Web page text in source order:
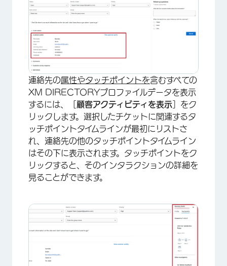
×
連絡先の属性やタッチポイントを含むすべての
XM DIRECTORYプロファイルデータを表示
するには、［ 顧客アクティビティを表示 ］をク
リックします。選択したチケットに関連するタ
ッチポイントタイムラインが最初にリストさ
れ、連絡先の他のタッチポイントタイムライン
はその下に表示されます。タッチポイントをク
リックすると、そのインタラクションの詳細を
見ることができます。